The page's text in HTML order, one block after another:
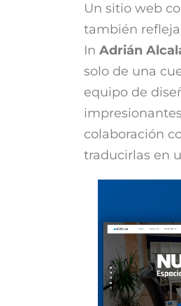
Un sitio web
también
In Adrián
solo de una
equipo de
colaboración
traducirlas en